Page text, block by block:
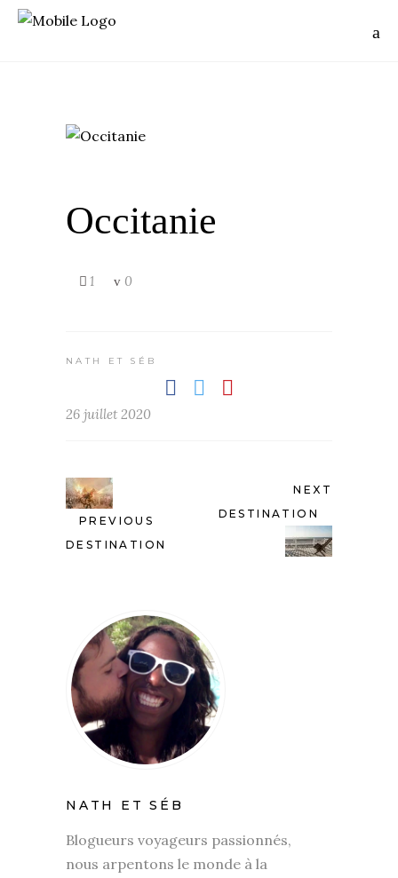
Occitanie
1 0
NATH ET SÉB
26 juillet 2020
PREVIOUS
DESTINATION
NEXT
DESTINATION
NATH ET SÉB
Blogueurs voyageurs passionnés,
nous arpentons le monde à la